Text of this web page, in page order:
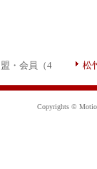
・会員（4
松
Copyrights ©